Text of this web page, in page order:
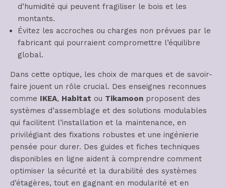
d’humidité qui peuvent fragiliser le bois et les
montants.
Évitez les accroches ou charges non prévues par le
fabricant qui pourraient compromettre l’équilibre
global.
Dans cette optique, les choix de marques et de savoir-
faire jouent un rôle crucial. Des enseignes reconnues
comme IKEA, Habitat ou Tikamoon proposent des
systèmes d’assemblage et des solutions modulables
qui facilitent l’installation et la maintenance, en
privilégiant des fixations robustes et une ingénierie
pensée pour durer. Des guides et fiches techniques
disponibles en ligne aident à comprendre comment
optimiser la sécurité et la durabilité des systèmes
d’étagères, tout en gagnant en modularité et en